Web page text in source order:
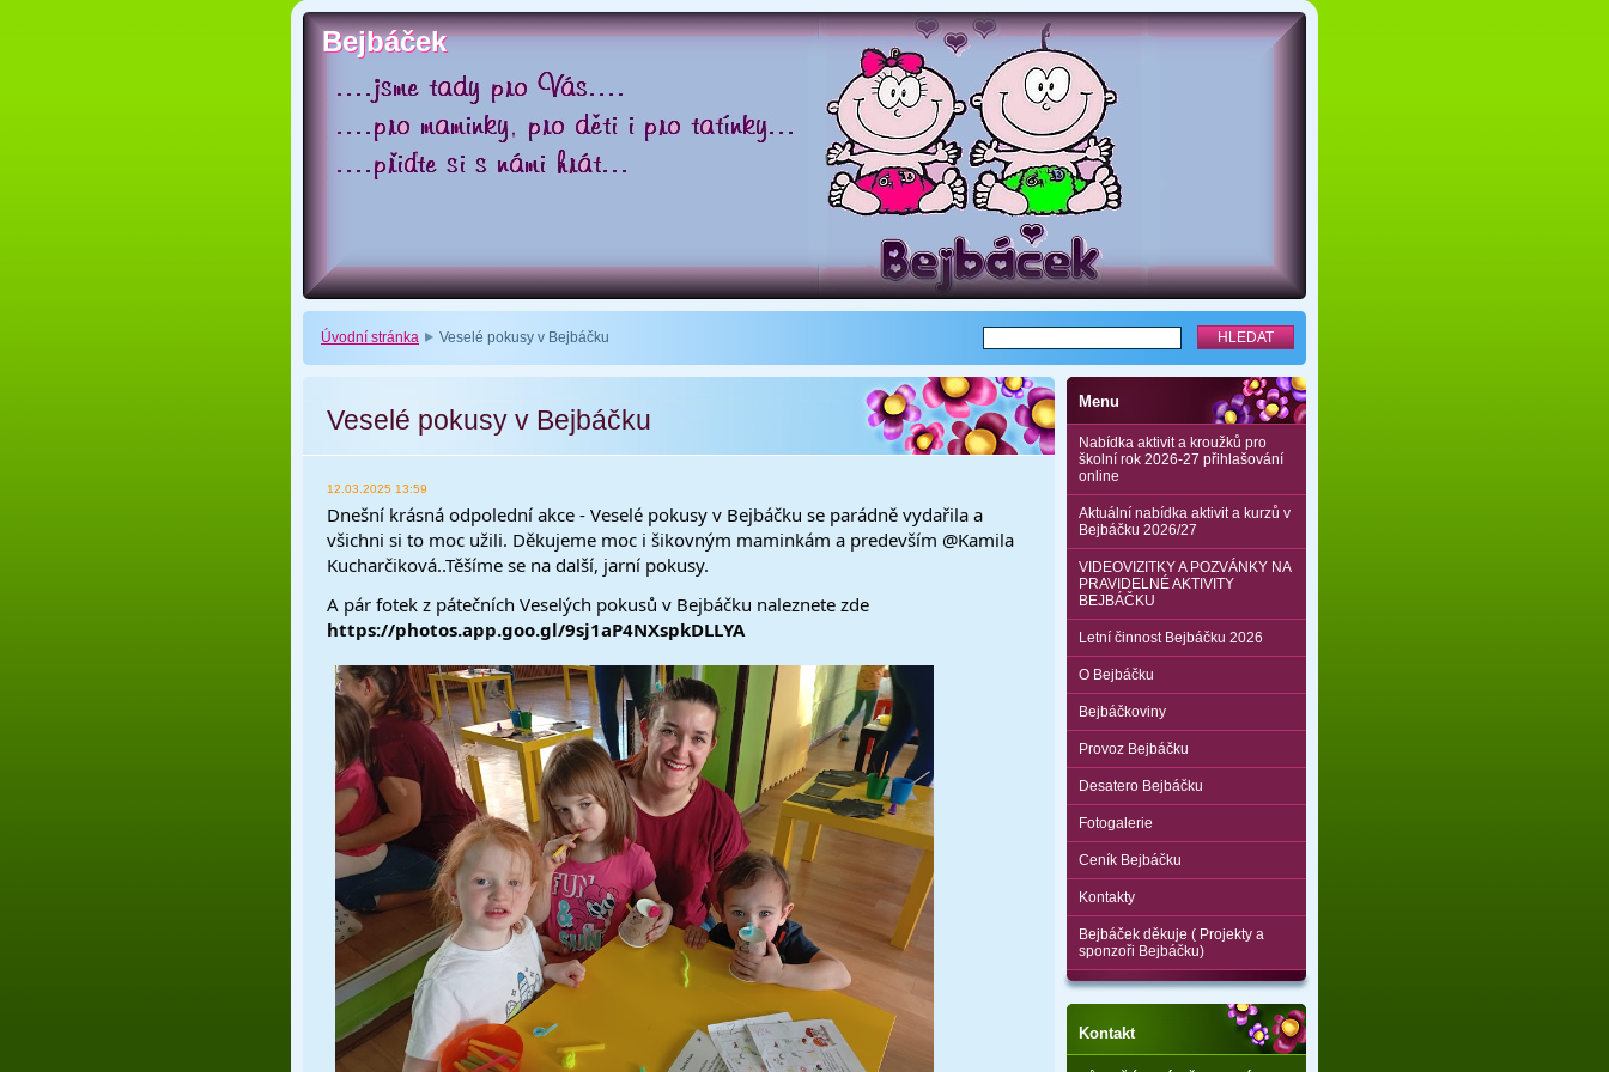
Bejbáček
Bejbáček
Úvodní stránka Veselé pokusy v Bejbáčku
Veselé pokusy v Bejbáčku
12.03.2025 13:59
Dnešní krásná odpolední akce - Veselé pokusy v Bejbáčku se parádně vydařila a
všichni si to moc užili. Děkujeme moc i šikovným maminkám a predevším @Kamila
Kucharčiková..Těšíme se na další, jarní pokusy.
A p
https://photos.app.goo.gl/9sj1aP4NXspkDLLYA
Menu
Nabídka aktivit a kroužků pro
školní rok 2026-27 přihlašování
online
Aktuální nabídka aktivit a kurzů v
Bejbáčku 2026/27
VIDEOVIZITKY A POZVÁNKY NA
PRAVIDELNÉ AKTIVITY
BEJBÁČKU
Letní činnost Bejbáčku 2026
O Bejbáčku
Bejbáčkoviny
Provoz Bejbáčku
Desatero Bejbáčku
Fotogalerie
Ceník Bejbáčku
Kontakty
Bejbáček děkuje ( Projekty a
sponzoři Bejbáčku)
Kontakt